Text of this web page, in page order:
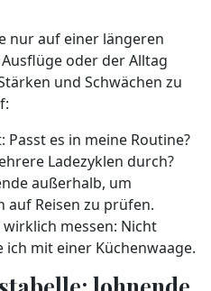
nur auf einer längeren
oder der Alltag
und Schwächen zu
Passt es in meine Routine?
Ladezyklen durch?
außerhalb, um
auf Reisen zu prüfen.
messen: Nicht
mit einer Küchenwaage.